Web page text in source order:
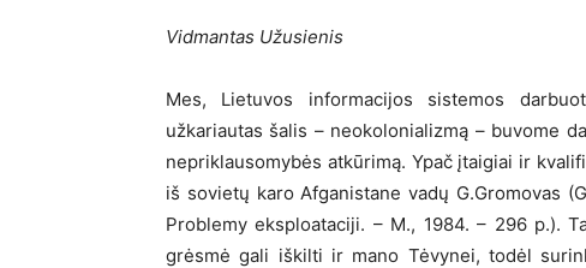
Vidmantas Užusienis
Mes, Lietuvos informacijos sistemos
užkariautas šalis – neokolonializmą – buvome
nepriklausomybės atkūrimą. Ypač įtaigiai ir
iš sovietų karo Afganistane vadų G.Gromovas
Problemy eksploataciji. – M., 1984. – 296 p.).
grėsmė gali iškilti ir mano Tėvynei, todėl